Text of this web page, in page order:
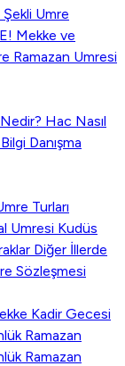
Umre
Mekke ve
Ramazan Umresi
Hac Nasıl
Danışma
Turları
Umresi Kudüs
Diğer İllerde
Sözleşmesi
Kadir Gecesi
Ramazan
Ramazan